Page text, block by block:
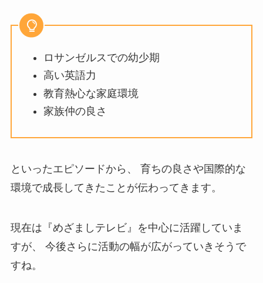
ロサンゼルスでの幼少期
高い英語力
教育熱心な家庭環境
家族仲の良さ
といったエピソードから、 育ちの良さや国際的な
環境で成長してきたことが伝わってきます。
現在は『めざましテレビ』を中心に活躍していま
すが、 今後さらに活動の幅が広がっていきそうで
すね。